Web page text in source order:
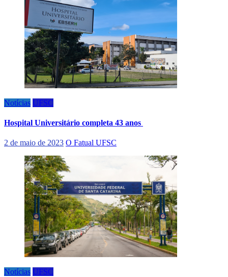
Notícias UFSC
Hospital Universitário completa 43 anos
2 de maio de 2023 O Fatual UFSC
Notícias UFSC